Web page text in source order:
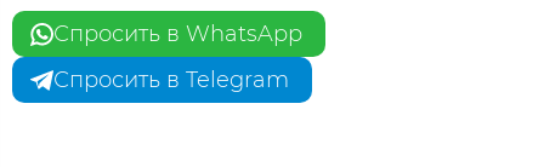
Спросить в WhatsApp
Спросить в Telegram